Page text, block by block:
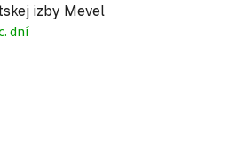
izby Mevel
dní